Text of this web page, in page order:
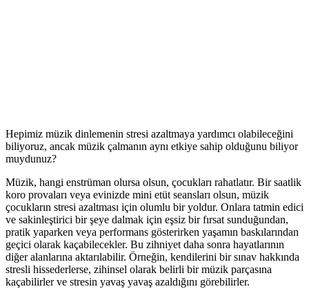
Hepimiz müzik dinlemenin stresi azaltmaya yardımcı olabileceğini
biliyoruz, ancak müzik çalmanın aynı etkiye sahip olduğunu biliyor
muydunuz?
Müzik, hangi enstrüman olursa olsun, çocukları rahatlatır. Bir saatlik
koro provaları veya evinizde mini etüt seansları olsun, müzik
çocukların stresi azaltması için olumlu bir yoldur. Onlara tatmin edici
ve sakinleştirici bir şeye dalmak için eşsiz bir fırsat sunduğundan,
pratik yaparken veya performans gösterirken yaşamın baskılarından
geçici olarak kaçabilecekler. Bu zihniyet daha sonra hayatlarının
diğer alanlarına aktarılabilir. Örneğin, kendilerini bir sınav hakkında
stresli hissederlerse, zihinsel olarak belirli bir müzik parçasına
kaçabilirler ve stresin yavaş yavaş azaldığını görebilirler.